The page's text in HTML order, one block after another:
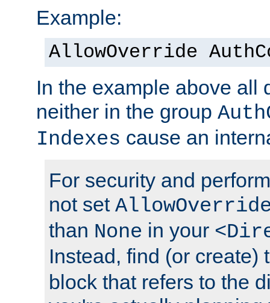
Example:
AllowOverride
In the example above all
neither in the group
Indexes cause an
For security and
not set
than None in your
Instead, find (or create)
block that refers to the